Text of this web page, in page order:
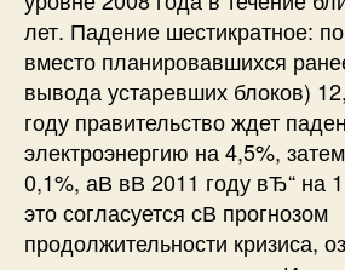
лет. Падение шестикратное:
вместо планировавшихся
вывода устаревших блоков)
году правительство ждет
электроэнергию на 4,5%,
0,1%, аВ вВ 2011 году вЂ“ на
это согласуется сВ прогнозом
продолжительности кризиса,